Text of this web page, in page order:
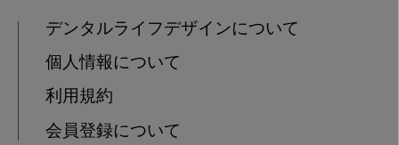
デンタルライフデザインについて
個人情報について
利用規約
会員登録について